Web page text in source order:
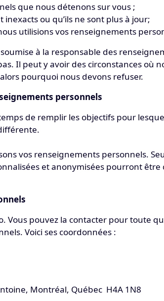
que nous détenons sur vous ;
ou qu’ils ne sont plus à jour;
utilisions vos renseignements
à la responsable des
Il peut y avoir des circonstances où
pourquoi nous devons refuser.
personnels
de remplir les objectifs pour
vos renseignements personnels.
et anonymisées pourront être
Vous pouvez la contacter pour toute
Voici ses coordonnées :
Montréal, Québec H4A 1N8